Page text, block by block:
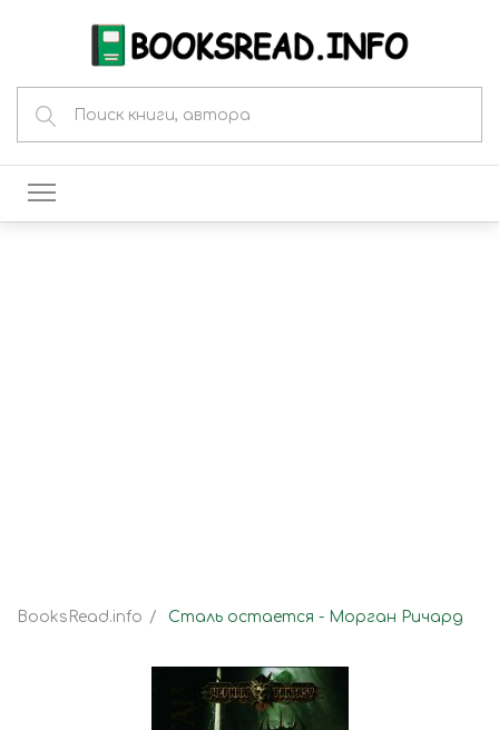
BooksRead.info Сталь остается - Морган Ричард